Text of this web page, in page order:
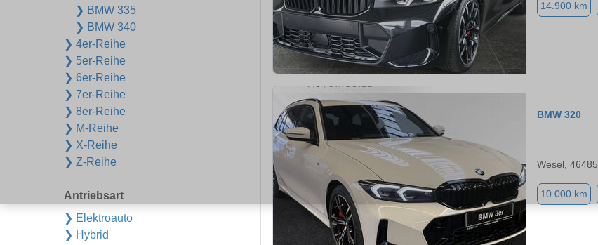
❯ BMW 335
❯ BMW 340
❯ 4er-Reihe
❯ 5er-Reihe
❯ 6er-Reihe
❯ 7er-Reihe
❯ 8er-Reihe
❯ M-Reihe
❯ X-Reihe
❯ Z-Reihe
Antriebsart
❯ Elektroauto
❯ Hybrid
14.900 km
BMW 320
Wesel, 46485
10.000 km